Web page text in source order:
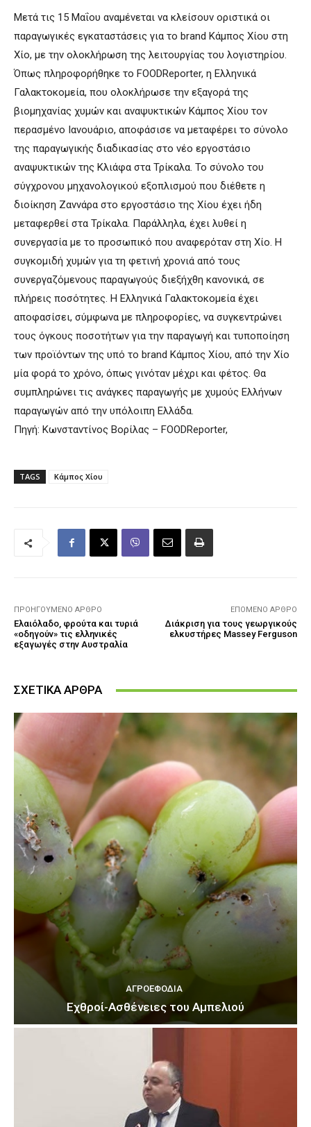
Μετά τις 15 Μαΐου αναμένεται να κλείσουν οριστικά οι
παραγωγικές εγκαταστάσεις για το brand Κάμπος Χίου στη
Χίο, με την ολοκλήρωση της λειτουργίας του λογιστηρίου.
Όπως πληροφορήθηκε το FOODReporter, η Ελληνικά
Γαλακτοκομεία, που ολοκλήρωσε την εξαγορά της
βιομηχανίας χυμών και αναψυκτικών Κάμπος Χίου τον
περασμένο Ιανουάριο, αποφάσισε να μεταφέρει το σύνολο
της παραγωγικής διαδικασίας στο νέο εργοστάσιο
αναψυκτικών της Κλιάφα στα Τρίκαλα. Το σύνολο του
σύγχρονου μηχανολογικού εξοπλισμού που διέθετε η
διοίκηση Ζαννάρα στο εργοστάσιο της Χίου έχει ήδη
μεταφερθεί στα Τρίκαλα. Παράλληλα, έχει λυθεί η
συνεργασία με το προσωπικό που αναφερόταν στη Χίο. Η
συγκομιδή χυμών για τη φετινή χρονιά από τους
συνεργαζόμενους παραγωγούς διεξήχθη κανονικά, σε
πλήρεις ποσότητες. Η Ελληνικά Γαλακτοκομεία έχει
αποφασίσει, σύμφωνα με πληροφορίες, να συγκεντρώνει
τους όγκους ποσοτήτων για την παραγωγή και τυποποίηση
των προϊόντων της υπό το brand Κάμπος Χίου, από την Χίο
μία φορά το χρόνο, όπως γινόταν μέχρι και φέτος. Θα
συμπληρώνει τις ανάγκες παραγωγής με χυμούς Ελλήνων
παραγωγών από την υπόλοιπη Ελλάδα.
Πηγή: Κωνσταντίνος Βορίλας – FOODReporter,
TAGS Κάμπος Χίου
ΠΡΟΗΓΟΎΜΕΝΟ ΆΡΘΡΟ
Ελαιόλαδο, φρούτα και τυριά
«οδηγούν» τις ελληνικές
εξαγωγές στην Αυστραλία
ΕΠΌΜΕΝΟ ΆΡΘΡΟ
Διάκριση για τους γεωργικούς
ελκυστήρες Massey Ferguson
ΣΧΕΤΙΚΑ ΑΡΘΡΑ
ΑΓΡΟΕΦΌΔΙΑ
Εχθροί-Ασθένειες του Αμπελιού